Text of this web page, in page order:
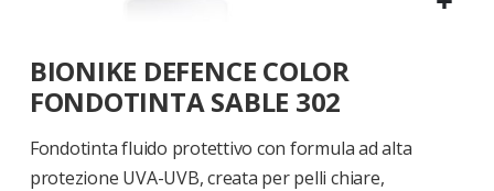
all'inizio
della
galleria
di
immagini
BIONIKE DEFENCE COLOR
FONDOTINTA SABLE 302
Fondotinta fluido protettivo con formula ad alta
protezione UVA-UVB, creata per pelli chiare,